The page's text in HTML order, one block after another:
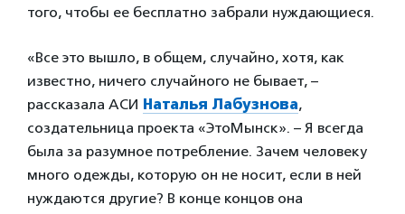
того, чтобы ее бесплатно забрали нуждающиеся.
«Все это вышло, в общем, случайно, хотя, как
известно, ничего случайного не бывает, –
рассказала АСИ Наталья Лабузнова,
создательница проекта «ЭтоМынск». – Я всегда
была за разумное потребление. Зачем человеку
много одежды, которую он не носит, если в ней
нуждаются другие? В конце концов она